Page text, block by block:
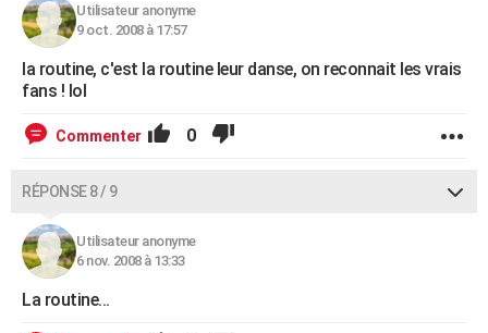
Utilisateur anonyme
9 oct. 2008 à 17:57
la routine, c'est la routine leur danse, on reconnait les vrais
fans ! lol
Commenter 0
RÉPONSE 8 / 9
Utilisateur anonyme
6 nov. 2008 à 13:33
La routine...